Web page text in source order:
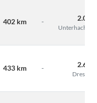
402 km - 2.000
Unterhaching
433 km - 2.655
Dresden